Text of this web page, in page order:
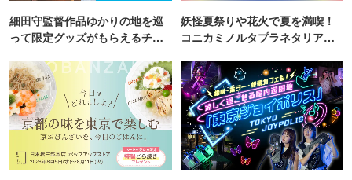
細田守監督作品ゆかりの地を巡
って限定グッズがもらえるチャ
妖怪夏祭りや花火で夏を満喫！
コニカミノルタプラネタリア